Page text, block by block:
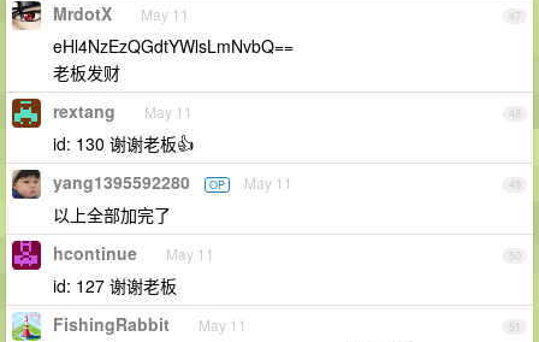
47
MrdotX May 11
eHl4NzEzQGdtYWlsLmNvbQ==
老板发财
48
rextang May 11
id: 130 谢谢老板👍
49
yang1395592280 OP May 11
以上全部加完了
50
hcontinue May 11
id: 127 谢谢老板
51
FishingRabbit May 11